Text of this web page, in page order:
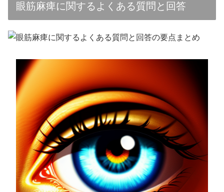
眼筋麻痺に関するよくある質問と回答